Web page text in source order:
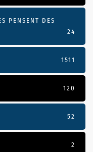
PENSENT DES
24
1511
120
52
2